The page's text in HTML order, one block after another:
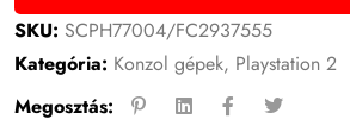
SKU: SCPH77004/FC2937555
Kategória: Konzol gépek, Playstation 2
Megosztás: